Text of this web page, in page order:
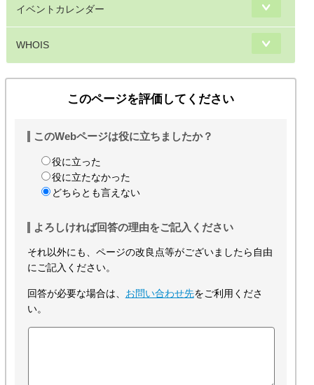
イベントカレンダー
WHOIS
このページを評価してください
このWebページは役に立ちましたか？
役に立った
役に立たなかった
どちらとも言えない
よろしければ回答の理由をご記入ください
それ以外にも、ページの改良点等がございましたら自由
にご記入ください。
回答が必要な場合は、 お問い合わせ先をご利用くださ
い。